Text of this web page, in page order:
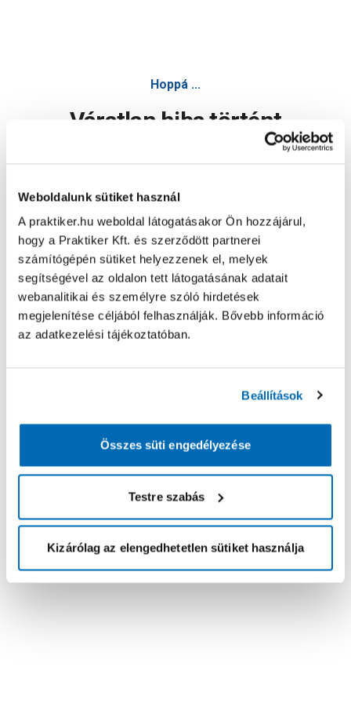
Weboldalunk sütiket használ
A praktiker.hu weboldal látogatásakor Ön hozzájárul,
hogy a Praktiker Kft. és szerződött partnerei
számítógépén sütiket helyezzenek el, melyek
segítségével az oldalon tett látogatásának adatait
webanalitikai és személyre szóló hirdetések
megjelenítése céljából felhasználják. Bővebb információ
az adatkezelési tájékoztatóban.
Beállítások
Összes süti engedélyezése
Testre szabás
Kizárólag az elengedhetetlen sütiket használja
Hoppá ...
Váratlan hiba történt
Oldal újratöltése